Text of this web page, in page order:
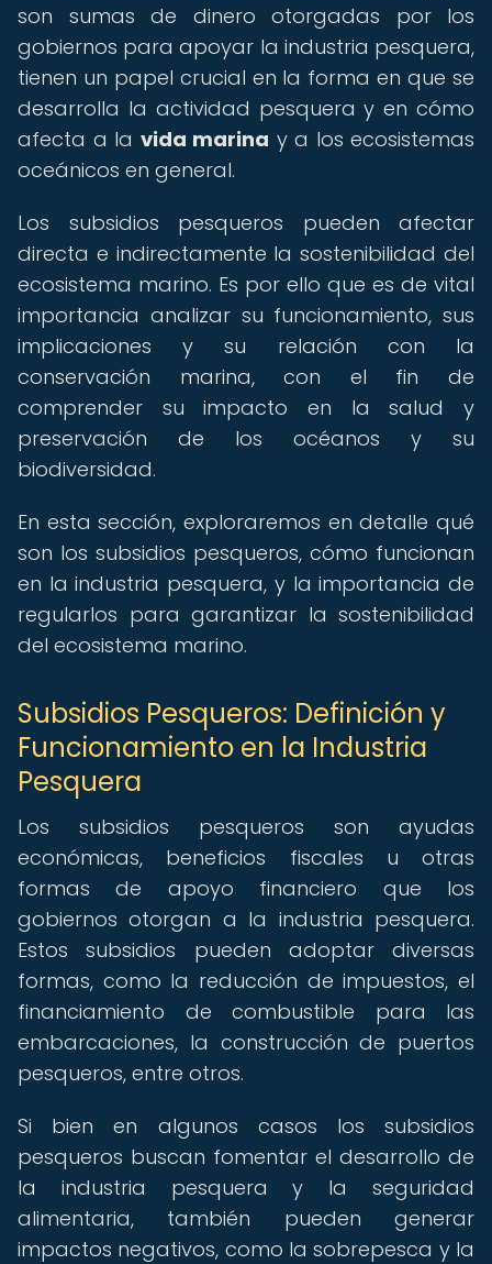
son sumas de dinero otorgadas por los
gobiernos para apoyar la industria pesquera,
tienen un papel crucial en la forma en que se
desarrolla la actividad pesquera y en cómo
afecta a la vida marina y a los ecosistemas
oceánicos en general.
Los subsidios pesqueros pueden afectar
directa e indirectamente la sostenibilidad del
ecosistema marino. Es por ello que es de vital
importancia analizar su funcionamiento, sus
implicaciones y su relación con la
conservación marina, con el fin de
comprender su impacto en la salud y
preservación de los océanos y su
biodiversidad.
En esta sección, exploraremos en detalle qué
son los subsidios pesqueros, cómo funcionan
en la industria pesquera, y la importancia de
regularlos para garantizar la sostenibilidad
del ecosistema marino.
Subsidios Pesqueros: Definición y
Funcionamiento en la Industria
Pesquera
Los subsidios pesqueros son ayudas
económicas, beneficios fiscales u otras
formas de apoyo financiero que los
gobiernos otorgan a la industria pesquera.
Estos subsidios pueden adoptar diversas
formas, como la reducción de impuestos, el
financiamiento de combustible para las
embarcaciones, la construcción de puertos
pesqueros, entre otros.
Si bien en algunos casos los subsidios
pesqueros buscan fomentar el desarrollo de
la industria pesquera y la seguridad
alimentaria, también pueden generar
impactos negativos, como la sobrepesca y la